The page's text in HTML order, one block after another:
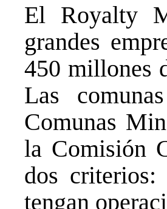
El Royalty
grandes
450 millones
Las
Comunas
la Comisión
dos
tengan